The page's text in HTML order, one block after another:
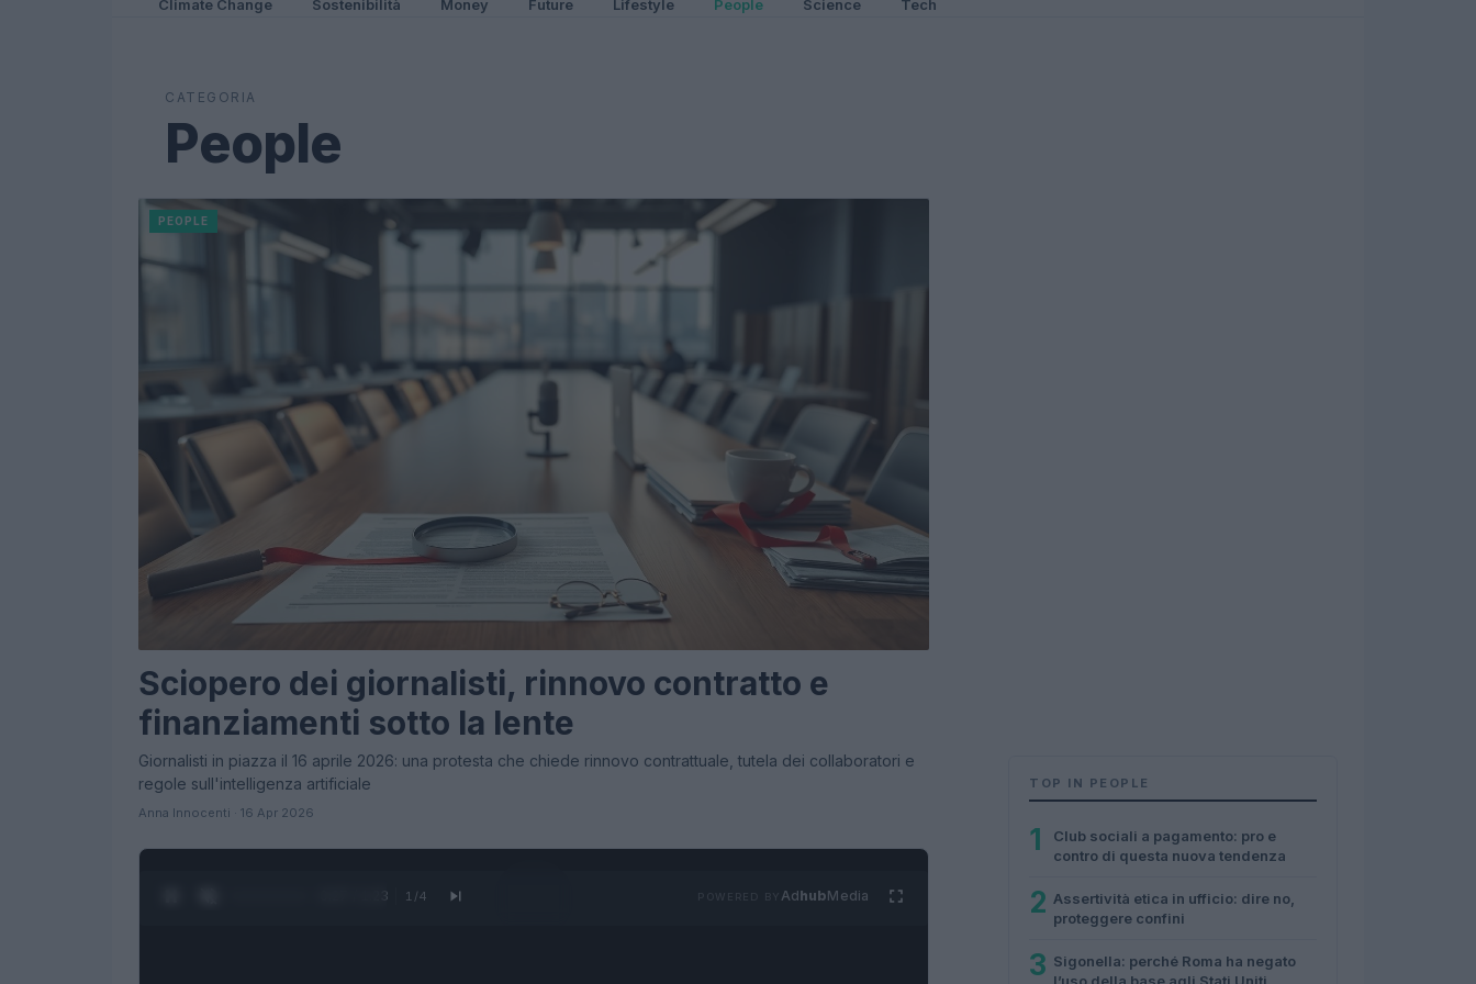
Climate Change Sostenibilità Money Future Lifestyle People Science Tech
CATEGORIA
People
PEOPLE
Sciopero dei giornalisti, rinnovo contratto e
finanziamenti sotto la lente
Giornalisti in piazza il 16 aprile 2026: una protesta che chiede rinnovo contrattuale, tutela dei collaboratori e
regole sull'intelligenza artificiale
Anna Innocenti · 16 Apr 2026
0:28 / 1:23 1 /4 AdhubMedia
TOP IN PEOPLE
1
Club sociali a pagamento: pro e
contro di questa nuova tendenza
2 Assertività etica in ufficio: dire no,
proteggere confini
3 Sigonella: perché Roma ha negato